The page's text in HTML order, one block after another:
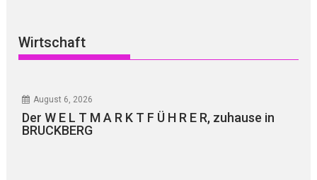
Wirtschaft
August 6, 2026
Der W E L T M A R K T F Ü H R E R, zuhause in
BRUCKBERG